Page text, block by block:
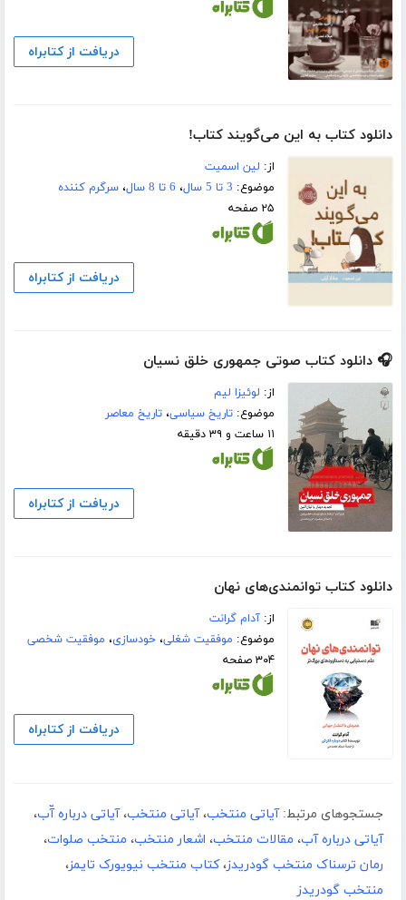
دریافت از کتابراه
دانلود کتاب به این می‌گویند کتاب!
از: لین اسمیت
موضوع: 3 تا 5 سال ، 6 تا 8 سال ،سرگرم کننده
۲۵ صفحه
دریافت از کتابراه
🎧 دانلود کتاب صوتی جمهوری خلق نسیان
از: لوئیزا لیم
موضوع:تاریخ سیاسی،تاریخ معاصر
۱۱ ساعت و ۳۹ دقیقه
دریافت از کتابراه
دانلود کتاب توانمندی‌های نهان
از:آدام گرانت
موضوع: موفقیت شغلی،خودسازی، موفقیت شخصی
۳۰۴ صفحه
دریافت از کتابراه
جستجوهای مرتبط: آیاتی منتخب،آیاتی منتخب،آیاتی درباره آّب،
آیاتی درباره آب، مقالات منتخب، اشعار منتخب، منتخب صلوات،
رمان ترسناک منتخب گودریدز،کتاب منتخب نیویورک تایمز،
منتخب گودریدز